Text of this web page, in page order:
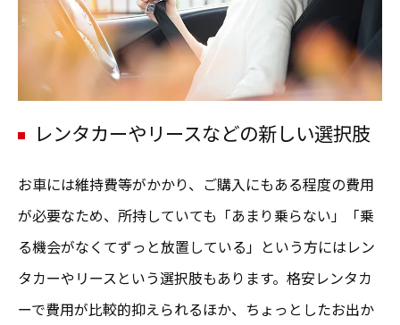
レンタカーやリースなどの新しい選択肢
お車には維持費等がかかり、ご購入にもある程度の費用
が必要なため、所持していても「あまり乗らない」「乗
る機会がなくてずっと放置している」という方にはレン
タカーやリースという選択肢もあります。格安レンタカ
ーで費用が比較的抑えられるほか、ちょっとしたお出か